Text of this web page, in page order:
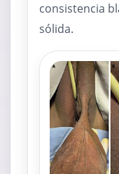
consistencia
sólida.